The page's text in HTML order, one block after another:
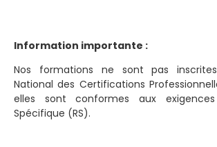
Information importante :
Nos formations ne sont pas
National des Certifications
elles sont conformes aux
Spécifique (RS).